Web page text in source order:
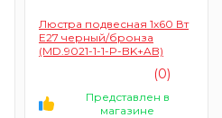
Люстра подвесная 1х60 Вт
Е27 черный/бронза
(MD.9021-1-1-P-BK+AB)
(0)
Представлен в
магазине